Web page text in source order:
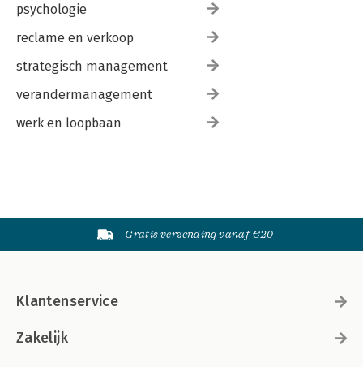
psychologie
reclame en verkoop
strategisch management
verandermanagement
werk en loopbaan
Gratis verzending vanaf €20
Klantenservice
Zakelijk